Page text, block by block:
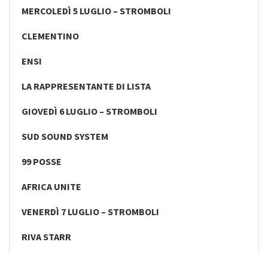
MERCOLEDÌ 5 LUGLIO – STROMBOLI
CLEMENTINO
ENSI
LA RAPPRESENTANTE DI LISTA
GIOVEDÌ 6 LUGLIO – STROMBOLI
SUD SOUND SYSTEM
99 POSSE
AFRICA UNITE
VENERDÌ 7 LUGLIO – STROMBOLI
RIVA STARR